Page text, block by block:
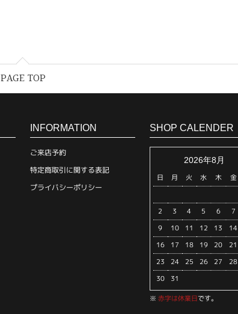
PAGE TOP
INFORMATION
ご来店予約
特定商取引に関する表記
プライバシーポリシー
SHOP CALENDER
2026年8月
日
月 火 水 木 金
2
3 4 5 6 7
9
10 11 12 13 14
16
17 18 19 20 21
23
24 25 26 27 28
30
31
※ 赤字は休業日です。